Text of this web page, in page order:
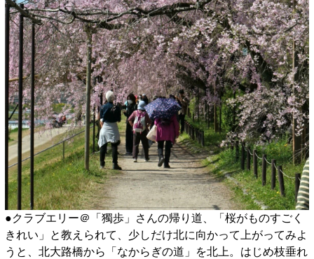
●クラブエリー＠「獨歩」さんの帰り道、「桜がものすごく
きれい」と教えられて、少しだけ北に向かって上がってみよ
うと、北大路橋から「なからぎの道」を北上。はじめ枝垂れ